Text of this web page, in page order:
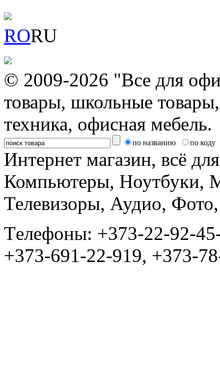
RORU
© 2009-2026 "Все для
товары, школьные
техника, офисная мебель.
по названию по коду
Интернет магазин, всё
Компьютеры, Ноутбуки,
Телевизоры, Аудио,
Tелефоны: +373-22-92-
+373-691-22-919, +373-